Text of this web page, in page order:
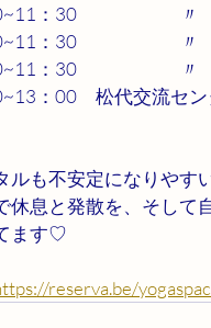
：30　　　　　   〃
：30　　　　　   〃
：30　　　　　   〃
：00　松代交流セ
ルも不安定になりやす
休息と発散を、そして
ます♡
reserva.be/